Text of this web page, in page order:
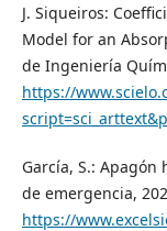
J. Siqueiros:
Model for an
de Ingeniería
https://
García, S.: Apagón
de emergencia,
https://